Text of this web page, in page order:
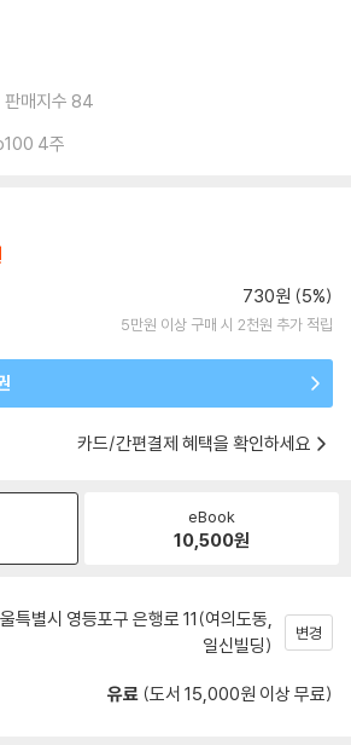
판매지수 84
4주
730원 (5%)
5만원 이상 구매 시 2천원 추가 적립
카드/간편결제 혜택을 확인하세요
eBook
10,500원
특별시 영등포구 은행로 11(여의도동,
일신빌딩)
변경
유료 (도서 15,000원 이상 무료)